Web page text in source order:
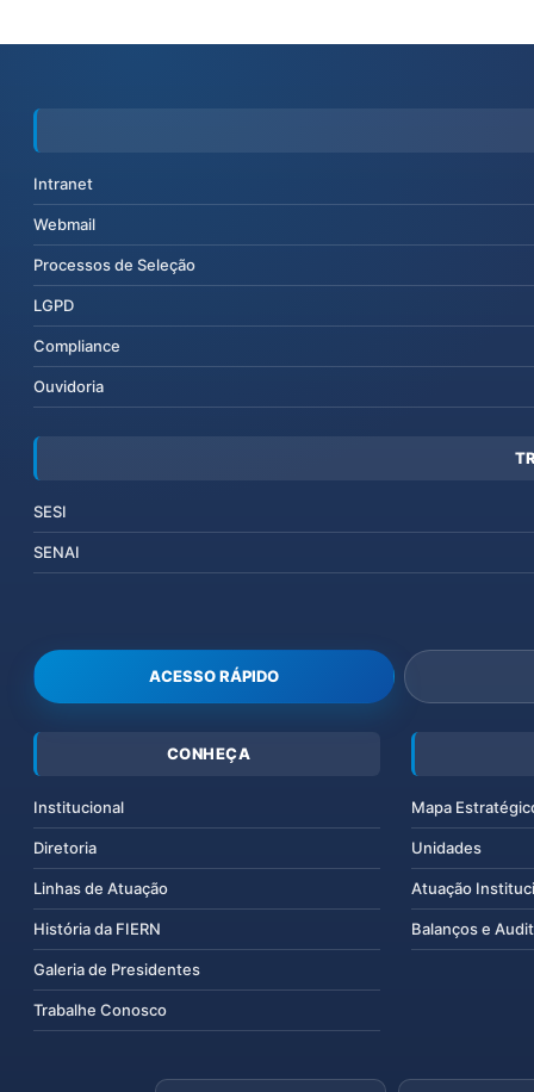
Intranet
Webmail
Processos de Seleção
LGPD
Compliance
Ouvidoria
SESI
SENAI
ACESSO RÁPIDO
CONHEÇA
Institucional
Diretoria
Linhas de Atuação
História da FIERN
Galeria de Presidentes
Trabalhe Conosco
Mapa
Unidades
Atuação
Balanços e